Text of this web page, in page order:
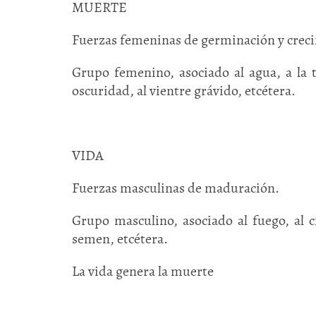
MUERTE
Fuerzas femeninas de germinación y
Grupo femenino, asociado al agua, a
oscuridad, al vientre grávido, etcétera.
VIDA
Fuerzas masculinas de maduración.
Grupo masculino, asociado al fuego,
semen, etcétera.
La vida genera la muerte